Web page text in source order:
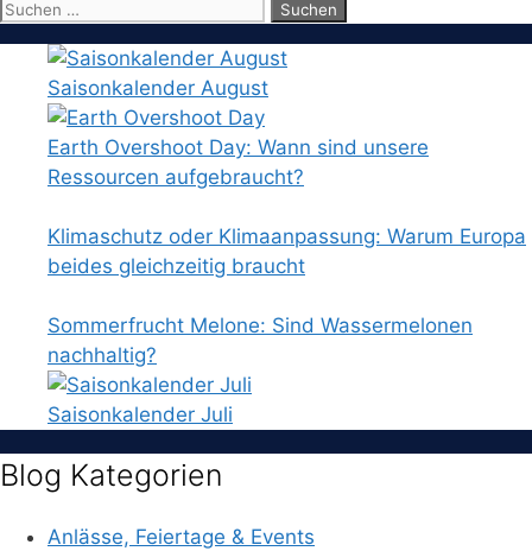
Suchen
Saisonkalender August
Earth Overshoot Day: Wann sind unsere
Ressourcen aufgebraucht?
Klimaschutz oder Klimaanpassung: Warum Europa
beides gleichzeitig braucht
Sommerfrucht Melone: Sind Wassermelonen
nachhaltig?
Saisonkalender Juli
Blog Kategorien
Anlässe, Feiertage & Events